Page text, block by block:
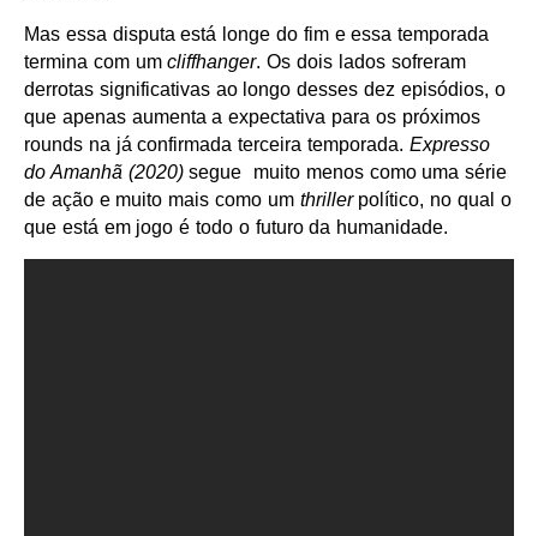
Mas essa disputa está longe do fim e essa temporada
termina com umcliffhanger. Os dois lados sofreram
derrotas significativas ao longo desses dez episódios, o
que apenas aumenta a expectativa para os próximos
rounds na já confirmada terceira temporada. Expresso
do Amanhã (2020)segue muito menos como uma série
de ação e muito mais como um thrillerpolítico, no qual o
que está em jogo é todo o futuro da humanidade.